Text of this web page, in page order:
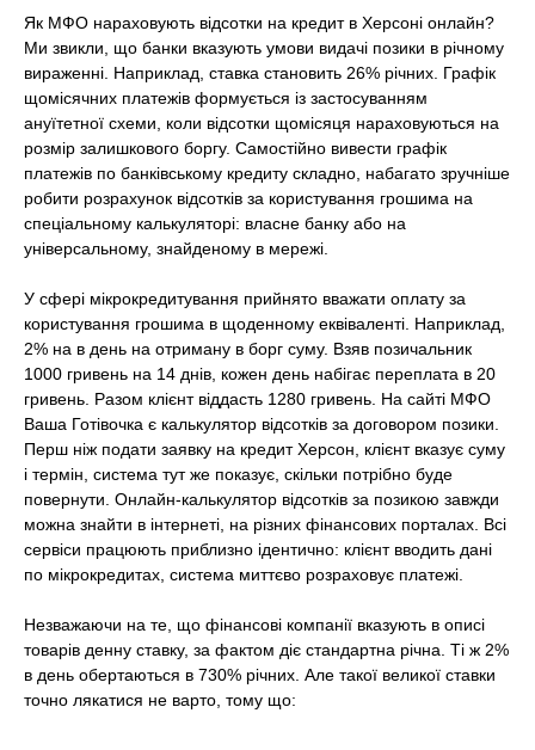
Як МФО нараховують відсотки на кредит в Херсоні онлайн?
Ми звикли, що банки вказують умови видачі позики в річному
вираженні. Наприклад, ставка становить 26% річних. Графік
щомісячних платежів формується із застосуванням
ануїтетної схеми, коли відсотки щомісяця нараховуються на
розмір залишкового боргу. Самостійно вивести графік
платежів по банківському кредиту складно, набагато зручніше
робити розрахунок відсотків за користування грошима на
спеціальному калькуляторі: власне банку або на
універсальному, знайденому в мережі.
У сфері мікрокредитування прийнято вважати оплату за
користування грошима в щоденному еквіваленті. Наприклад,
2% на в день на отриману в борг суму. Взяв позичальник
1000 гривень на 14 днів, кожен день набігає переплата в 20
гривень. Разом клієнт віддасть 1280 гривень. На сайті МФО
Ваша Готівочка є калькулятор відсотків за договором позики.
Перш ніж подати заявку на кредит Херсон, клієнт вказує суму
і термін, система тут же показує, скільки потрібно буде
повернути. Онлайн-калькулятор відсотків за позикою завжди
можна знайти в інтернеті, на різних фінансових порталах. Всі
сервіси працюють приблизно ідентично: клієнт вводить дані
по мікрокредитах, система миттєво розраховує платежі.
Незважаючи на те, що фінансові компанії вказують в описі
товарів денну ставку, за фактом діє стандартна річна. Ті ж 2%
в день обертаються в 730% річних. Але такої великої ставки
точно лякатися не варто, тому що: